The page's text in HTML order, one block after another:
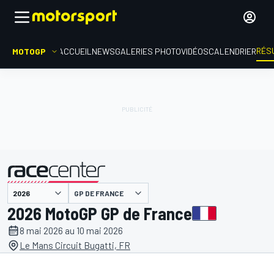
MOTOGP ACCUEIL NEWSGALERIES PHOTOVIDÉOSCALENDRIER
présenté par GP DE FRANCE
2026 MotoGP GP de France
8 mai 2026 au 10 mai 2026
Le Mans Circuit Bugatti, FR